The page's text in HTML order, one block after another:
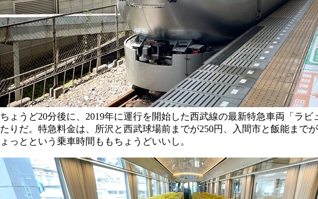
ちょうど20分後に、2019年に運行を開始した西武線の最新特急車両「ラ
たりだ。特急料金は、所沢と西武球場前までが250円、入間市と飯能まで
ょっとという乗車時間ももちょうどいいし。